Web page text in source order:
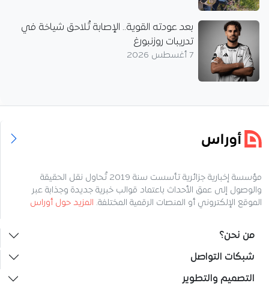
بعد عودته القوية.. الإصابة تُلاحق شياخة في
تدريبات روزنبورغ
7 أغسطس 2026
مؤسسة إخبارية جزائرية تأسست سنة 2019 تُحاول نقل الحقيقة
والوصول إلى عمق الأحداث باعتماد قوالب خبرية جديدة وجذابة عبر
الموقع الإلكتروني أو المنصات الرقمية المختلفة. المزيد حول أوراس
من نحن؟
شبكات التواصل
التصميم والتطوير